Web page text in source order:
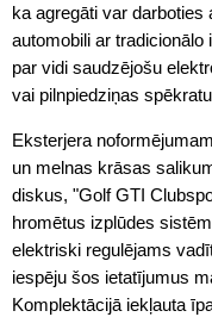
ka agregāti var
automobili ar
par vidi saudzējošu
vai pilnpiedziņas
Eksterjera
un melnas krāsas
diskus, "Golf GTI
hromētus izplūdes
elektriski regulējams
iespēju šos ietatījumus
Komplektācijā iekļauta